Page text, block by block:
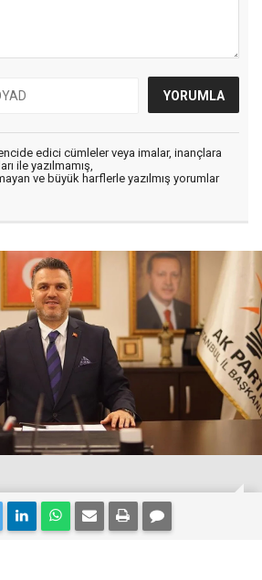
edici cümleler veya imalar, inançlara
ile yazılmamış,
ve büyük harflerle yazılmış yorumlar